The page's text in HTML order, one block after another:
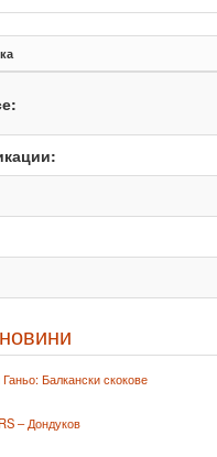
Балкански скокове
– Дондуков